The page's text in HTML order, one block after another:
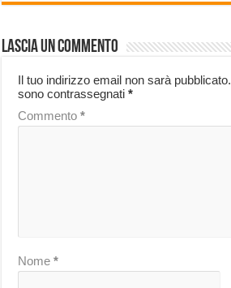
Lascia un commento
Il tuo indirizzo email non sarà pubblicato.
sono contrassegnati*
Commento*
Nome*